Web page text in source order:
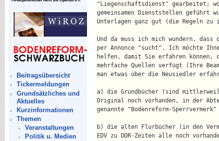
Beitragsübersicht
Tickermeldungen
Grundsätzliches und
Aktuelles
Kurzinformationen
Themen
Veranstaltungen
Politik u. Medien
"Liegenschaftsdienst" gearbeitet;
gemeinsamen Dienststellen geführt
Unterlagen ganz gut (die Regeln zu
Und da muss ich mich wundern, dass
per Annonce "sucht". Ich möchte
helfen, damit Sie erfahren können,
mehrfache Quellen verfügt (Ihre
man etwas über die Neusiedler
a) die Grundbücher (sind
Original noch vorhanden, in der
genannte "Bodenreform-
b) die alten Flurbücher (in den
EDV zu DDR-Zeiten alle noch